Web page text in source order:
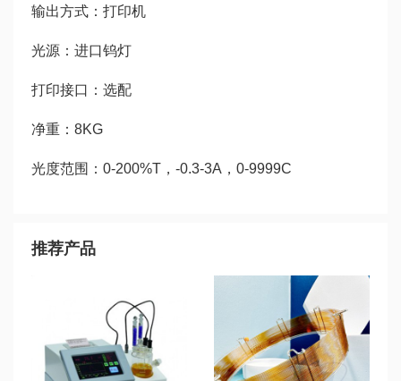
输出方式：打印机
光源：进口钨灯
打印接口：选配
净重：8KG
光度范围：0-200%T，-0.3-3A，0-9999C
推荐产品